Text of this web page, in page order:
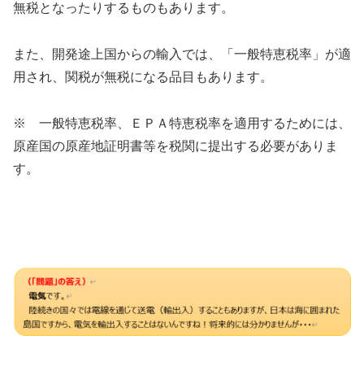
無税となったりするものもあります。
また、開発途上国からの輸入では、「一般特恵税率」が適
用され、関税が無税になる品目もあります。
※ 一般特恵税率、ＥＰＡ特恵税率を適用するためには、
原産国の原産地証明書等を税関に提出する必要がありま
す。